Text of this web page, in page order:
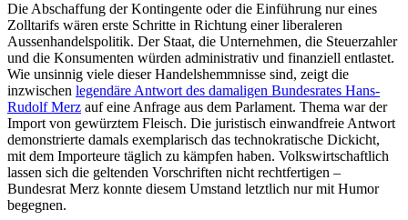
Die Abschaffung der Kontingente oder die Einführung nur eines
Zolltarifs wären erste Schritte in Richtung einer liberaleren
Aussenhandelspolitik. Der Staat, die Unternehmen, die Steuerzahler
und die Konsumenten würden administrativ und finanziell entlastet.
Wie unsinnig viele dieser Handelshemmnisse sind, zeigt die
inzwischen legendäre Antwort des damaligen Bundesrates Hans-
Rudolf Merz auf eine Anfrage aus dem Parlament. Thema war der
Import von gewürztem Fleisch. Die juristisch einwandfreie Antwort
demonstrierte damals exemplarisch das technokratische Dickicht,
mit dem Importeure täglich zu kämpfen haben. Volkswirtschaftlich
lassen sich die geltenden Vorschriften nicht rechtfertigen –
Bundesrat Merz konnte diesem Umstand letztlich nur mit Humor
begegnen.